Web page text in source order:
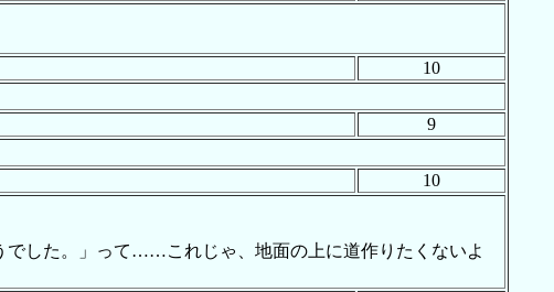
10
9
10
でした。」って……これじゃ、地面の上に道作りたくないよ